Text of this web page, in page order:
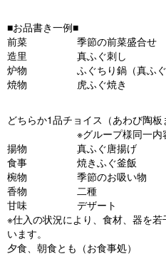
■お品書き一例■
前菜 季節の前菜盛合せ
造里 真ふぐ刺し
炉物 ふぐちり鍋（真ふぐ＆
焼物 虎ふぐ焼き
どちらか1品チョイス（あわび陶板
※グループ様同一内容で
揚物 真ふぐ唐揚げ
食事 焼きふぐ釜飯
椀物 季節のお吸い物
香物 二種
甘味 デザート
※仕入の状況により、食材、器を
います。
夕食、朝食とも（お食事処）